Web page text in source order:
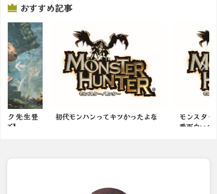
掲載サイトでチェック
おすすめ記事
ク先生登
ズ】
初代モンハンってキツかったよな
モンスタ
番面白いの